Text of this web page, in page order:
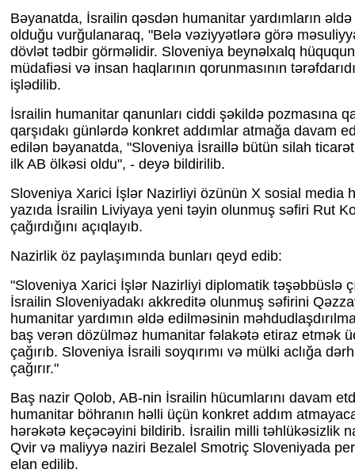
Bəyanatda, İsrailin qəsdən humanitar yardımların
olduğu vurğulanaraq, "Belə vəziyyətlərə görə
dövlət tədbir görməlidir. Sloveniya beynəlxalq
müdafiəsi və insan haqlarının qorunmasının
işlədilib.
İsrailin humanitar qanunları ciddi şəkildə pozmasına
qarşıdakı günlərdə konkret addımlar atmağa davam
edilən bəyanatda, "Sloveniya İsraillə bütün silah
ilk AB ölkəsi oldu", - deyə bildirilib.
Sloveniya Xarici İşlər Nazirliyi özünün X sosial media
yazıda İsrailin Liviyaya yeni təyin olunmuş səfiri Rut
çağırdığını açıqlayıb.
Nazirlik öz paylaşımında bunları qeyd edib:
"Sloveniya Xarici İşlər Nazirliyi diplomatik təşəbbüslə
İsrailin Sloveniyadakı akkreditə olunmuş səfirini
humanitar yardımın əldə edilməsinin
baş verən dözülməz humanitar fəlakətə etiraz etmək
çağırıb. Sloveniya İsraili soyqırımı və mülki aclığa
çağırır."
Baş nazir Qolob, AB-nin İsrailin hücumlarını davam
humanitar böhranın həlli üçün konkret addım
hərəkətə keçəcəyini bildirib. İsrailin milli təhlükəsizlik
Qvir və maliyyə naziri Bezalel Smotriç Sloveniyada
elan edilib.